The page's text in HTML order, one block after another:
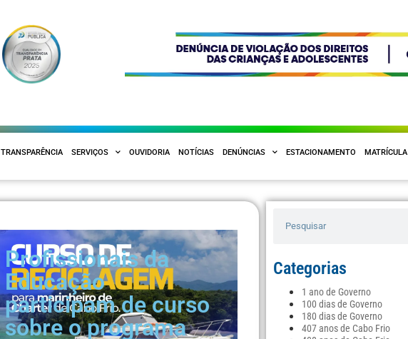
TRANSPARÊNCIA SERVIÇOS OUVIDORIA NOTÍCIAS DENÚNCIAS ESTACIONAMENTO MATRÍCULA
Profissionais da
Educação
participam de curso
sobre o programa
Categorias
1 ano de Governo
100 dias de Governo
180 dias de Governo
407 anos de Cabo Frio